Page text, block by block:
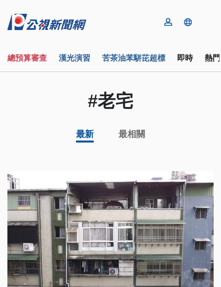
總預算審查 漢光演習 苦茶油苯駢芘超標 即時 熱
#老宅
最新 最相關